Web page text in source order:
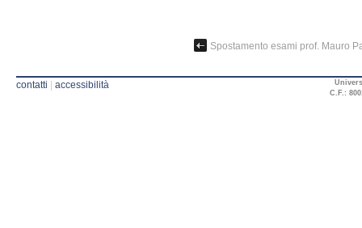
Spostamento esami prof. Mauro
contatti accessibilità
C.F.: